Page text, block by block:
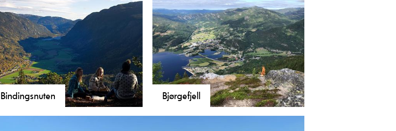
Bindingsnuten
Flott vandretur frå Nutheim Gjestgiveri
Bjørgefjell
Middels til krevjande tur basert på kva